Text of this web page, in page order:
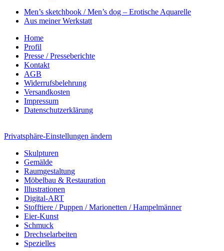
Men’s sketchbook / Men’s dog – Erotische Aquarelle
Aus meiner Werkstatt
Home
Profil
Presse / Presseberichte
Kontakt
AGB
Widerrufsbelehrung
Versandkosten
Impressum
Datenschutzerklärung
Privatsphäre-Einstellungen ändern
Skulpturen
Gemälde
Raumgestaltung
Möbelbau & Restauration
Illustrationen
Digital-ART
Stofftiere / Puppen / Marionetten / Hampelmänner
Eier-Kunst
Schmuck
Drechselarbeiten
Spezielles